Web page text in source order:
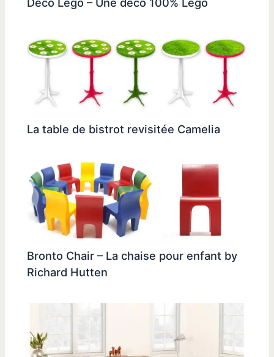
La table de bistrot revisitée Camelia
Bronto Chair – La chaise pour enfant by
Richard Hutten